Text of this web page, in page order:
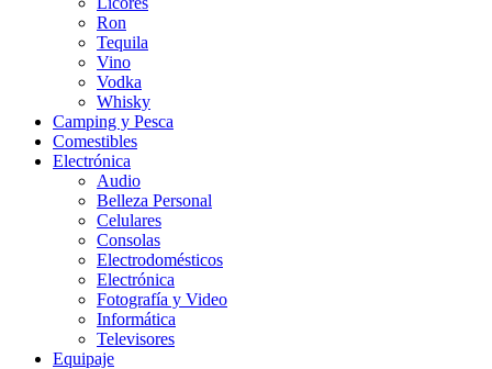
Ron
Tequila
Vino
Vodka
Whisky
Camping y Pesca
Comestibles
Electrónica
Audio
Belleza Personal
Celulares
Consolas
Electrodomésticos
Electrónica
Fotografía y Video
Informática
Televisores
Equipaje